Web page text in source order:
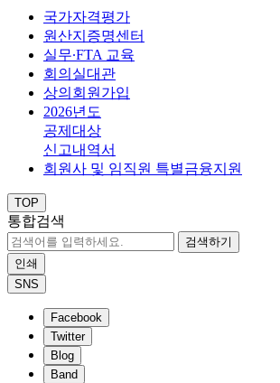
국가자격평가
원산지증명센터
실무∙FTA 교육
회의실대관
상의회원가입
2026년도
공제대상
신고내역서
회원사 및 임직원 특별금융지원
TOP
통합검색
검색하기
인쇄
SNS
Facebook
Twitter
Blog
Band